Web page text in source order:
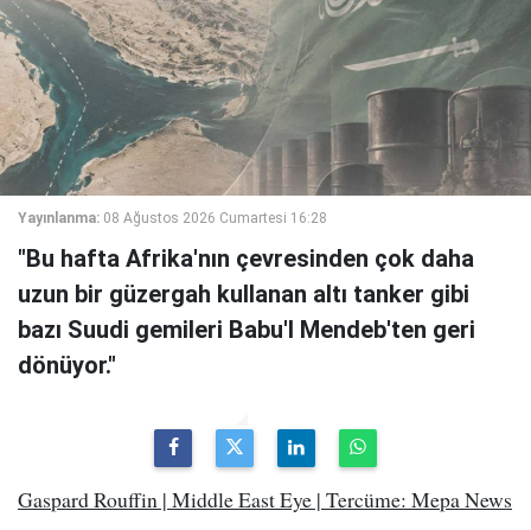
Yayınlanma: 08 Ağustos 2026 Cumartesi 16:28
"Bu hafta Afrika'nın çevresinden çok daha
uzun bir güzergah kullanan altı tanker gibi
bazı Suudi gemileri Babu'l Mendeb'ten geri
dönüyor."
Gaspard Rouffin | Middle East Eye | Tercüme: Mepa News